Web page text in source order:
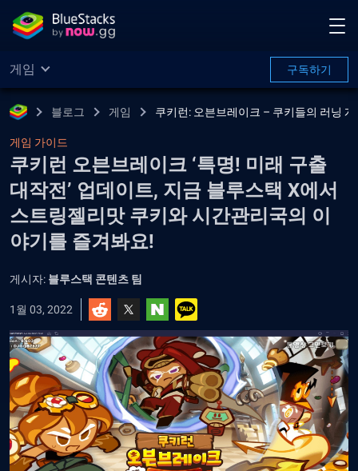
게임 구독하기
블로그 게임 쿠키런: 오븐브레이크 – 쿠키들의 러닝
게임 가이드
쿠키런 오븐브레이크 ‘특명! 미래 구출
대작전’ 업데이트, 지금 블루스택 X에서
스트링젤리맛 쿠키와 시간관리국의 이
야기를 즐겨봐요!
게시자: 블루스택 콘텐츠 팀
1월 03, 2022